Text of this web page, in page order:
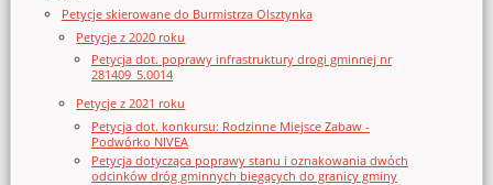
Petycje skierowane do Burmistrza Olsztynka
Petycje z 2020 roku
Petycja dot. poprawy infrastruktury drogi gminnej nr
281409_5.0014
Petycje z 2021 roku
Petycja dot. konkursu: Rodzinne Miejsce Zabaw -
Podwórko NIVEA
Petycja dotycząca poprawy stanu i oznakowania dwóch
odcinków dróg gminnych biegących do granicy gminy